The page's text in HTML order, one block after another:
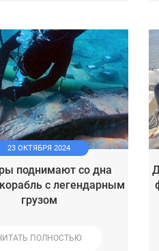
23 ОКТЯБРЯ 2024
поднимают со дна
с легендарным
грузом
ПОЛНОСТЬЮ